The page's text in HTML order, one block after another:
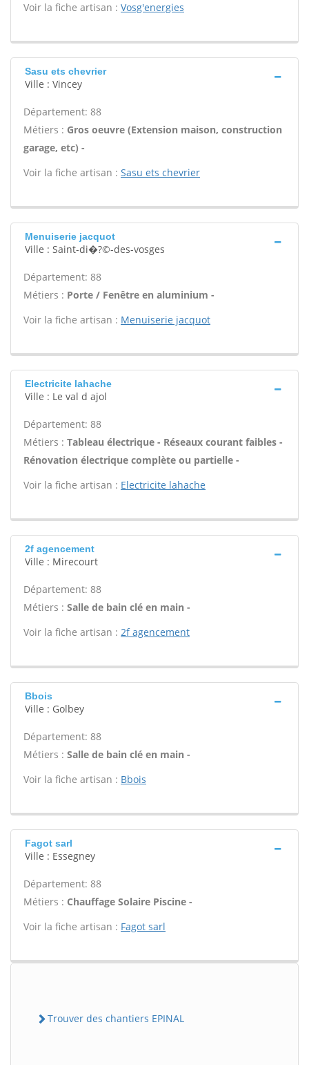
Voir la fiche artisan : Vosg'energies
Sasu ets chevrier
Ville : Vincey
Département: 88
Métiers : Gros oeuvre (Extension maison, construction
garage, etc) -
Voir la fiche artisan : Sasu ets chevrier
Menuiserie jacquot
Ville : Saint-di�?©-des-vosges
Département: 88
Métiers : Porte / Fenêtre en aluminium -
Voir la fiche artisan : Menuiserie jacquot
Electricite lahache
Ville : Le val d ajol
Département: 88
Métiers : Tableau électrique - Réseaux courant faibles -
Rénovation électrique complète ou partielle -
Voir la fiche artisan : Electricite lahache
2f agencement
Ville : Mirecourt
Département: 88
Métiers : Salle de bain clé en main -
Voir la fiche artisan : 2f agencement
Bbois
Ville : Golbey
Département: 88
Métiers : Salle de bain clé en main -
Voir la fiche artisan : Bbois
Fagot sarl
Ville : Essegney
Département: 88
Métiers : Chauffage Solaire Piscine -
Voir la fiche artisan : Fagot sarl
Trouver des chantiers EPINAL